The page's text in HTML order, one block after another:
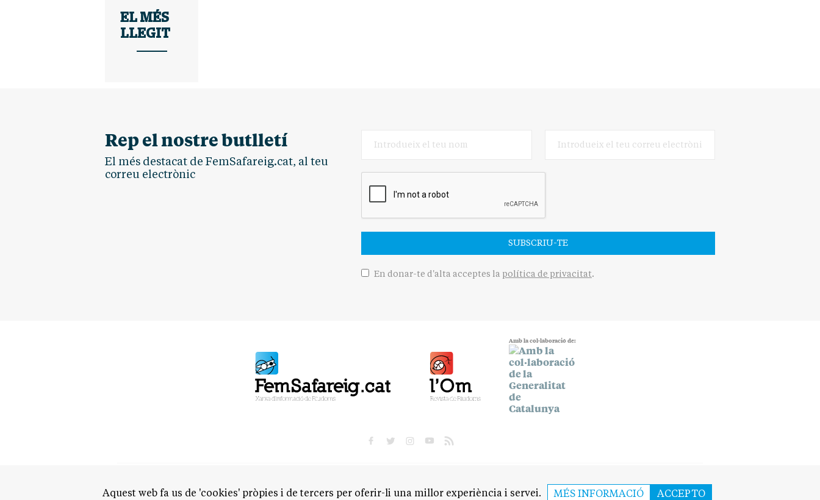
EL MÉS
LLEGIT
Rep el nostre butlletí
El més destacat de FemSafareig.cat, al teu
correu electrònic
SUBSCRIU-TE
En donar-te d'alta acceptes la política de privacitat.
Amb la col·laboració de:
Aquest web fa us de 'cookies' pròpies i de tercers per oferir-li una millor experiència i servei. MÉS INFORMACIÓ ACCEPTO